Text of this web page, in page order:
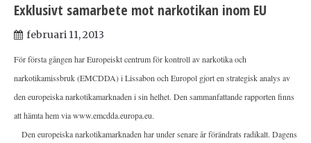
Exklusivt samarbete mot narkotikan inom EU
februari 11, 2013
För första gången har Europeiskt centrum för kontroll av narkotika och
narkotikamissbruk (EMCDDA) i Lissabon och Europol gjort en strategisk analys av
den europeiska narkotikamarknaden i sin helhet. Den sammanfattande rapporten finns
att hämta hem via www.emcdda.europa.eu.
Den europeiska narkotikamarknaden har under senare år förändrats radikalt. Dagens